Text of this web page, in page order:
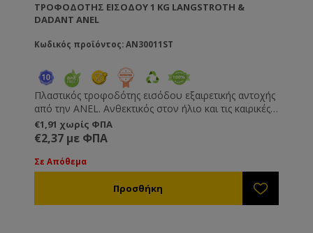
ΤΡΟΦΟΔΌΤΗΣ ΕΙΣΌΔΟΥ 1 KG LANGSTROTH &
DADANT ANEL
Κωδικός προϊόντος: AN30011ST
Πλαστικός τροφοδότης εισόδου εξαιρετικής αντοχής
από την ANEL. Ανθεκτικός στον ήλιο και τις καιρικές
συνθήκες. Ευκολία στην τροφοδότηση των
μελισσιών χωρίς να χρειάζεται άνοιγμα της κυψέλης.
Κατασκευασμένος από πλαστικό κατάλληλο για
τρόφιμα. Διαθέσιμος σε δύο μεγέθη : 1Kg και 1.8Kg.
€1,91 χωρίς ΦΠΑ
€2,37 με ΦΠΑ
Σε Απόθεμα